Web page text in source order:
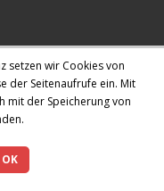
by WordPress.
setzen wir Cookies von
der Seitenaufrufe ein. Mit
mit der Speicherung von
OK